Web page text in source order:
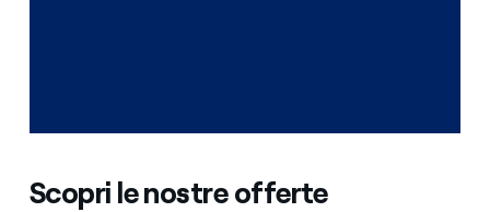
Scopri le nostre offerte